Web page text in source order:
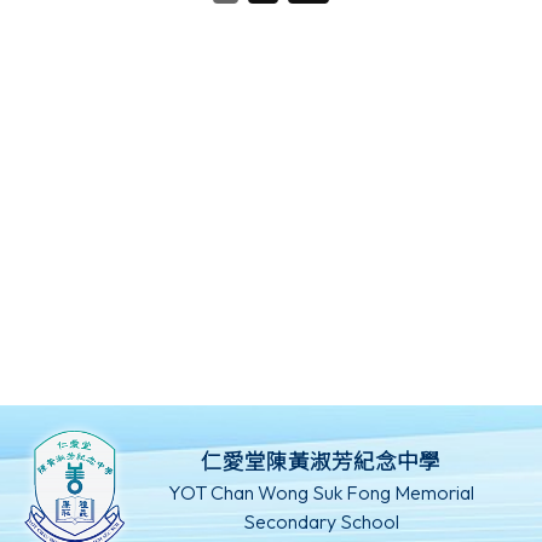
仁愛堂陳黃淑芳紀念中學
YOT Chan Wong Suk Fong Memorial
Secondary School